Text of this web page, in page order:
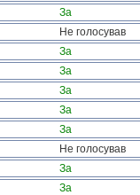
За
Не голосував
За
За
За
За
За
Не голосував
За
За